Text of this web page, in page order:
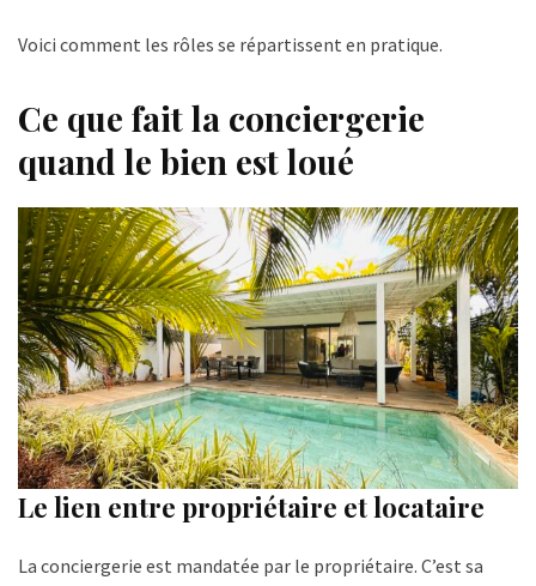
Voici comment les rôles se répartissent en pratique.
Ce que fait la conciergerie
quand le bien est loué
Le lien entre propriétaire et locataire
La conciergerie est mandatée par le propriétaire. C’est sa